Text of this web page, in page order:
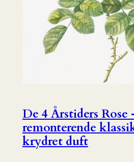
De 4 Årstiders Rose
remonterende
krydret duft